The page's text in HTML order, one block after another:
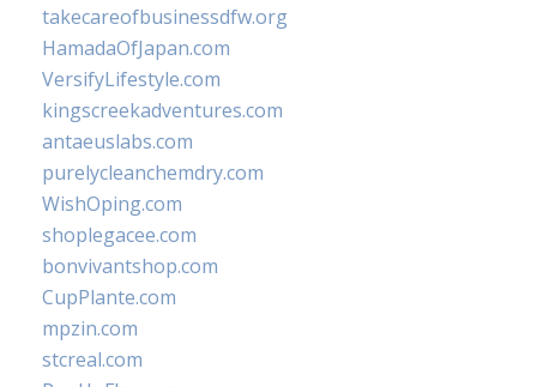
takecareofbusinessdfw.org
HamadaOfJapan.com
VersifyLifestyle.com
kingscreekadventures.com
antaeuslabs.com
purelycleanchemdry.com
WishOping.com
shoplegacee.com
bonvivantshop.com
CupPlante.com
mpzin.com
stcreal.com